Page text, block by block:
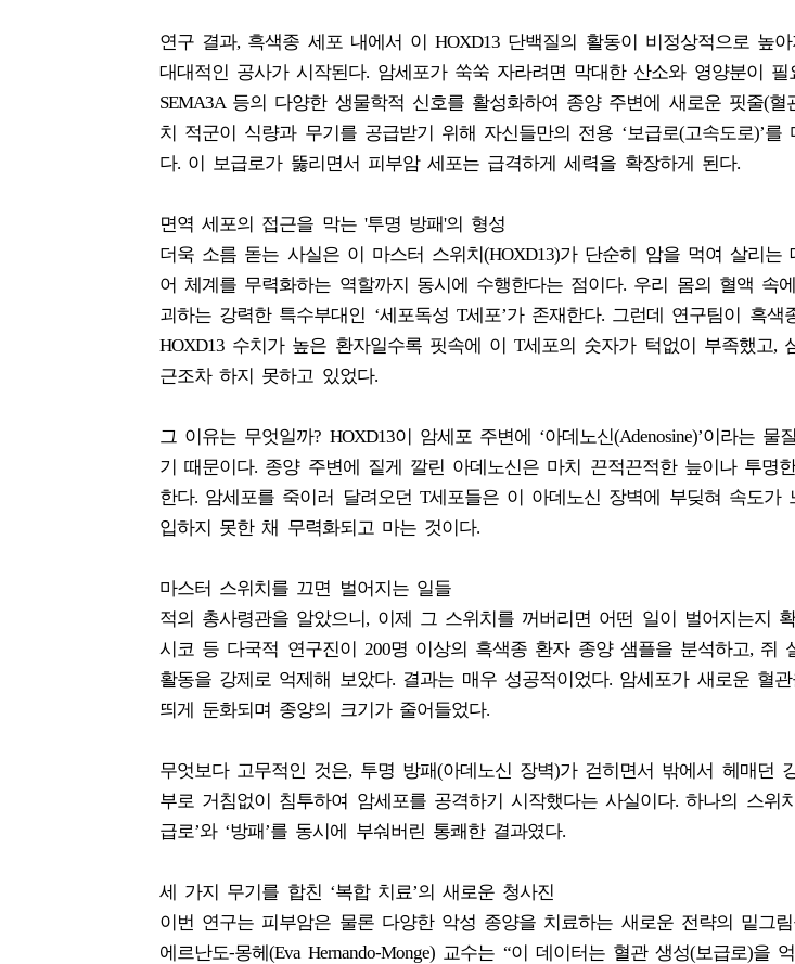
연구 결과, 흑색종 세포 내에서 이 HOXD13 단백질의 활동이 비정상적으로 높
대대적인 공사가 시작된다. 암세포가 쑥쑥 자라려면 막대한 산소와 영양분이 필
SEMA3A 등의 다양한 생물학적 신호를 활성화하여 종양 주변에 새로운 핏줄(혈
치 적군이 식량과 무기를 공급받기 위해 자신들만의 전용 ‘보급로(고속도로)’
다. 이 보급로가 뚫리면서 피부암 세포는 급격하게 세력을 확장하게 된다.
면역 세포의 접근을 막는 '투명 방패'의 형성
더욱 소름 돋는 사실은 이 마스터 스위치(HOXD13)가 단순히 암을 먹여 살리
어 체계를 무력화하는 역할까지 동시에 수행한다는 점이다. 우리 몸의 혈액 속
괴하는 강력한 특수부대인 ‘세포독성 T세포’가 존재한다. 그런데 연구팀이 흑색
HOXD13 수치가 높은 환자일수록 핏속에 이 T세포의 숫자가 턱없이 부족했고,
근조차 하지 못하고 있었다.
그 이유는 무엇일까? HOXD13이 암세포 주변에 ‘아데노신(Adenosine)’이라는
기 때문이다. 종양 주변에 짙게 깔린 아데노신은 마치 끈적끈적한 늪이나 투명
한다. 암세포를 죽이러 달려오던 T세포들은 이 아데노신 장벽에 부딪혀 속도가
입하지 못한 채 무력화되고 마는 것이다.
마스터 스위치를 끄면 벌어지는 일들
적의 총사령관을 알았으니, 이제 그 스위치를 꺼버리면 어떤 일이 벌어지는지
시코 등 다국적 연구진이 200명 이상의 흑색종 환자 종양 샘플을 분석하고, 쥐
활동을 강제로 억제해 보았다. 결과는 매우 성공적이었다. 암세포가 새로운 혈
띄게 둔화되며 종양의 크기가 줄어들었다.
무엇보다 고무적인 것은, 투명 방패(아데노신 장벽)가 걷히면서 밖에서 헤매던
부로 거침없이 침투하여 암세포를 공격하기 시작했다는 사실이다. 하나의 스위
급로’와 ‘방패’를 동시에 부숴버린 통쾌한 결과였다.
세 가지 무기를 합친 ‘복합 치료’의 새로운 청사진
이번 연구는 피부암은 물론 다양한 악성 종양을 치료하는 새로운 전략의 밑그
에르난도-몽헤(Eva Hernando-Monge) 교수는 “이 데이터는 혈관 생성(보급로)을